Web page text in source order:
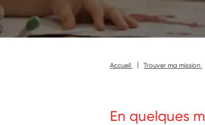
Accueil Trouver ma mission
En quelques